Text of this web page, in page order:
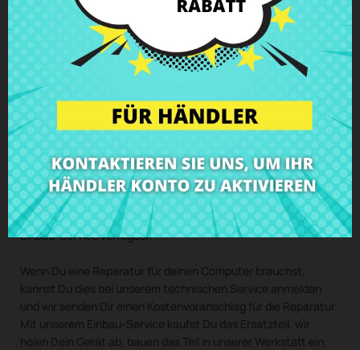
SATA DVD/HDD Modul Asus A540L
F540L F540LA F540YA X540L X540YA
Flachbandkabel inklusive -bitte sorgfältig die Fotos
vergleichen, es gibt unterschiedliche Modelle
KaufeSATA DVD/HDD Modul Asus A540L F540L F540LA
F540YA X540L X540YAzum besten Preis bei CRParts -
GEBRAUCHTES ORIGINALPRODUKT - auch mit unserem
Einbau-Service verfügbar.
Wenn Du eine Reparatur für deinen Computer brauchst,
kannst Du dies bei unserem technischen Service anmelden
und wir senden Dir einen Kostenvoranschlag für die Reparatur.
Mit unserem Einbau-Service kaufst Du das Ersatzteil, wir
holen Dein Gerät ab, bauen das Teil in unserer Werkstatt ein